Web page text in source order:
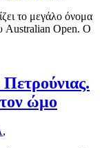
το μεγάλο όνομα
Australian Open. Ο
ώμο
,